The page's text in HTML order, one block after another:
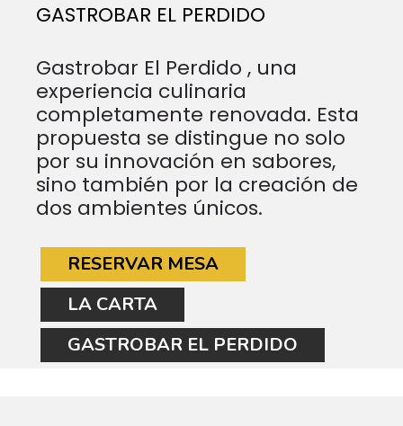
GASTROBAR EL PERDIDO
Gastrobar El Perdido , una
experiencia culinaria
completamente renovada. Esta
propuesta se distingue no solo
por su innovación en sabores,
sino también por la creación de
dos ambientes únicos.
RESERVAR MESA
LA CARTA
GASTROBAR EL PERDIDO